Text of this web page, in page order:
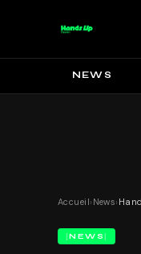
NEWS
Accueil› News›
NEWS